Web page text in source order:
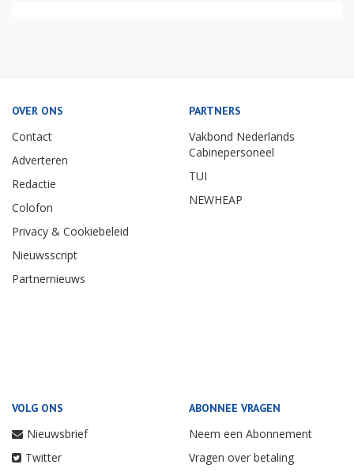
OVER ONS
Contact
Adverteren
Redactie
Colofon
Privacy & Cookiebeleid
Nieuwsscript
Partnernieuws
PARTNERS
Vakbond Nederlands
Cabinepersoneel
TUI
NEWHEAP
VOLG ONS
Nieuwsbrief
Twitter
ABONNEE VRAGEN
Neem een Abonnement
Vragen over betaling